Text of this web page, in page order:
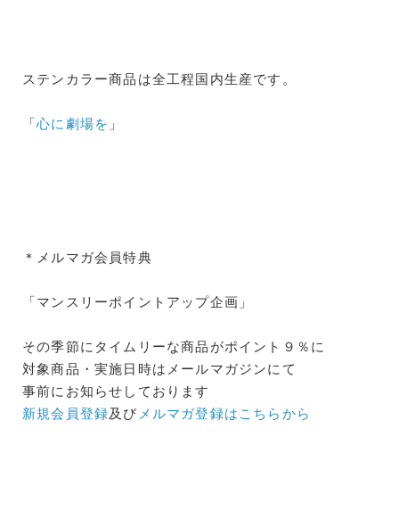
ステンカラー商品は全工程国内生産です。
「心に劇場を 」
＊メルマガ会員特典
「マンスリーポイントアップ企画」
その季節にタイムリーな商品がポイント９％に
対象商品・実施日時はメールマガジンにて
事前にお知らせしております
新規会員登録及び メルマガ登録はこちらから